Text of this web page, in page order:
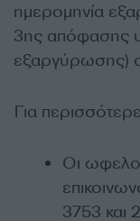
ημερομηνία
3ης απόφασης
εξαργύρωσης)
Για
Οι
3753 και